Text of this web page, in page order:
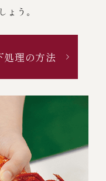
ょう。
処理の方法